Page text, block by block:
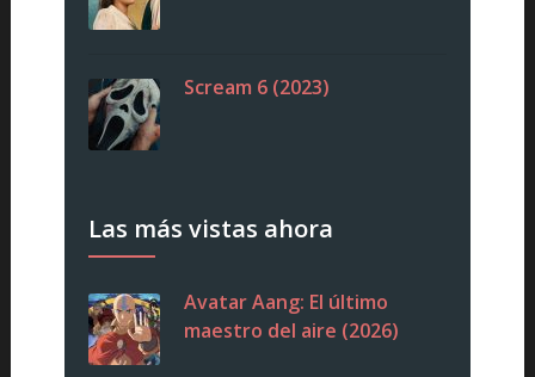
Scream 6 (2023)
Las más vistas ahora
Avatar Aang: El último
maestro del aire (2026)